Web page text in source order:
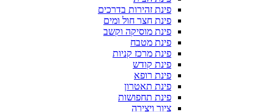
פינת זהירות בדרכים
פינת חצר חול ומים
פינת מוסיקה וקשב
פינת מטבח
פינת מרכז קניות
פינת קודש
פינת רופא
פינת תאטרון
פינת תחפושות
ציור ויצירה